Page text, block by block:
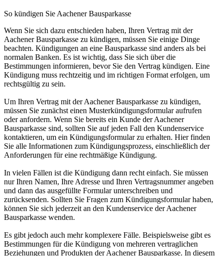
So kündigen Sie Aachener Bausparkasse
Wenn Sie sich dazu entschieden haben, Ihren Vertrag mit der
Aachener Bausparkasse zu kündigen, müssen Sie einige Dinge
beachten. Kündigungen an eine Bausparkasse sind anders als bei
normalen Banken. Es ist wichtig, dass Sie sich über die
Bestimmungen informieren, bevor Sie den Vertrag kündigen. Eine
Kündigung muss rechtzeitig und im richtigen Format erfolgen, um
rechtsgültig zu sein.
Um Ihren Vertrag mit der Aachener Bausparkasse zu kündigen,
müssen Sie zunächst einen Musterkündigungsformular aufrufen
oder anfordern. Wenn Sie bereits ein Kunde der Aachener
Bausparkasse sind, sollten Sie auf jeden Fall den Kundenservice
kontaktieren, um ein Kündigungsformular zu erhalten. Hier finden
Sie alle Informationen zum Kündigungsprozess, einschließlich der
Anforderungen für eine rechtmäßige Kündigung.
In vielen Fällen ist die Kündigung dann recht einfach. Sie müssen
nur Ihren Namen, Ihre Adresse und Ihren Vertragsnummer angeben
und dann das ausgefüllte Formular unterschreiben und
zurücksenden. Sollten Sie Fragen zum Kündigungsformular haben,
können Sie sich jederzeit an den Kundenservice der Aachener
Bausparkasse wenden.
Es gibt jedoch auch mehr komplexere Fälle. Beispielsweise gibt es
Bestimmungen für die Kündigung von mehreren vertraglichen
Beziehungen und Produkten der Aachener Bausparkasse. In diesem